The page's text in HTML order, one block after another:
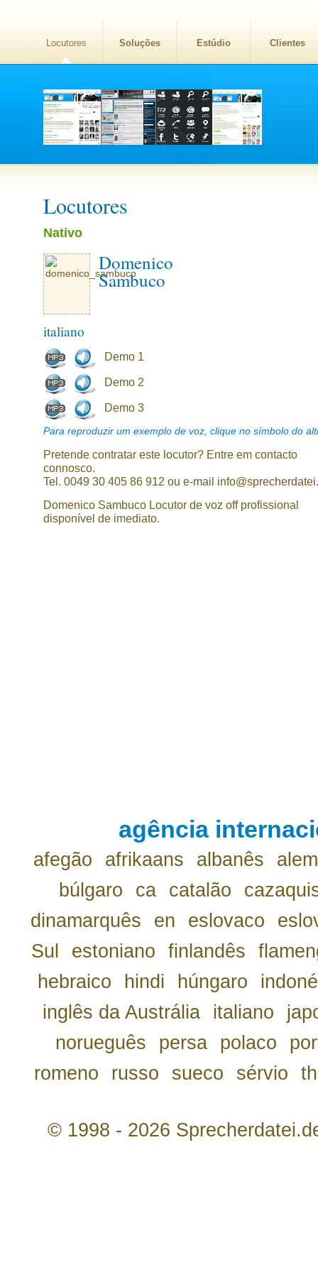
Locutores Soluções Estúdio Clientes
Locutores
Nativo
Domenico
Sambuco
italiano
Demo 1
Demo 2
Demo 3
Para reproduzir um exemplo de voz, clique no símbolo do
Pretende contratar este locutor? Entre em contacto
connosco.
Tel. 0049 30 405 86 912 ou e-mail
Domenico Sambuco Locutor de voz off profissional
disponível de imediato.
agência
afegão afrikaans albanês
búlgaro
ca catalão
dinamarquês
en eslovaco
Sul
estoniano finlandês
hebraico
hindi húngaro
inglês da Austrália
italiano
norueguês
persa polaco
romeno
russo sueco sérvio th
© 1998 - 2026